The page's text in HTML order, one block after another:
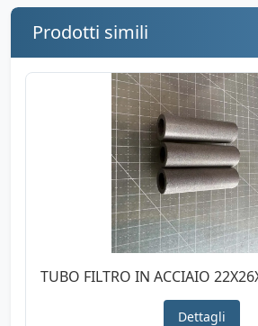
Prodotti simili
TUBO FILTRO IN ACCIAIO
Dettagli